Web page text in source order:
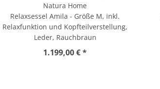
Natura Home
Relaxsessel Amila - Größe M, inkl.
Relaxfunktion und Kopfteilverstellung,
Leder, Rauchbraun
1.199,00 € *